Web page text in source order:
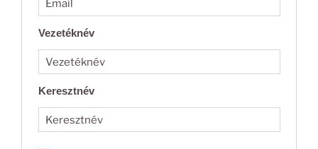
Vezetéknév
Keresztnév